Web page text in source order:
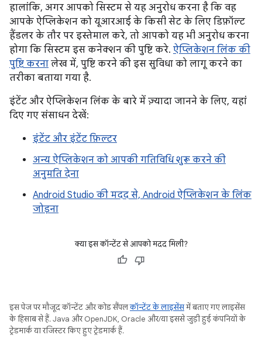
हालांकि, अगर आपको सिस्टम से यह अनुरोध करना है कि वह
आपके ऐप्लिकेशन को यूआरआई के किसी सेट के लिए डिफ़ॉल्ट
हैंडलर के तौर पर इस्तेमाल करे, तो आपको यह भी अनुरोध करना
होगा कि सिस्टम इस कनेक्शन की पुष्टि करे. ऐप्लिकेशन लिंक की
पुष्टि करना लेख में, पुष्टि करने की इस सुविधा को लागू करने का
तरीका बताया गया है.
इंटेंट और ऐप्लिकेशन लिंक के बारे में ज़्यादा जानने के लिए, यहां
दिए गए संसाधन देखें:
इंटेंट और इंटेंट फ़िल्टर
अन्य ऐप्लिकेशन को आपकी गतिविधि शुरू करने की
अनुमति देना
Android Studio की मदद से, Android ऐप्लिकेशन के लिंक
जोड़ना
क्या इस कॉन्टेंट से आपको मदद मिली?
इस पेज पर मौजूद कॉन्टेंट और कोड सैंपलकॉन्टेंट के लाइसेंसमें बताए गए लाइसेंस
के हिसाब से हैं. Java और OpenJDK, Oracle और/या इससे जुड़ी हुई कंपनियों के
ट्रेडमार्क या रजिस्टर किए हुए ट्रेडमार्क हैं.